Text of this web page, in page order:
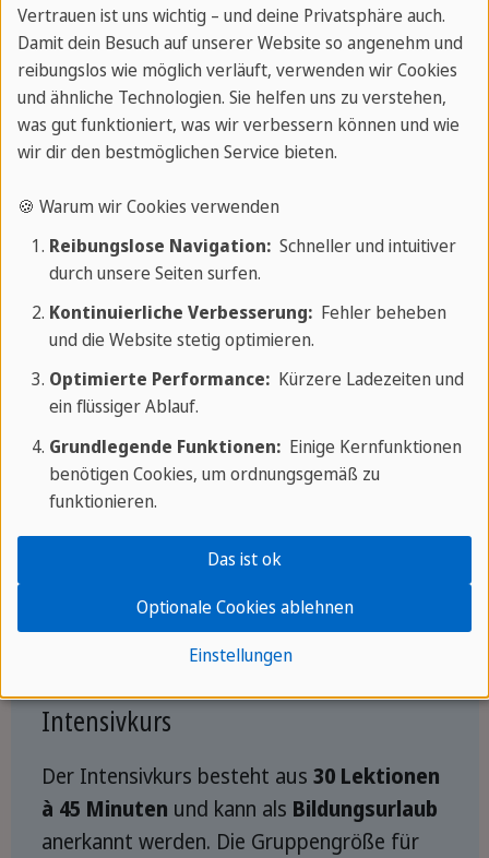
Zertifikat
Ein Sprachcaffe-Zertifikat erwartet dich nach
deinem Sprachkurs in Nizza.
Optionen für Französischkurse in Nizza
Standardkurs
Im Standardkurs wirst du in20 Lektionen à
45 Minutenund einer Gruppengröße von
maximal 14 PersonenFranzösisch lernen.
DieMindestdauerdes Standardkurses
beträgt1 Woche
Intensivkurs
Der Intensivkurs besteht aus 30 Lektionen
à 45 Minuten und kann als Bildungsurlaub
anerkannt werden. Die Gruppengröße für
Vertrauen ist uns wichtig – und deine Privatsphäre auch.
Damit dein Besuch auf unserer Website so angenehm und
reibungslos wie möglich verläuft, verwenden wir Cookies
und ähnliche Technologien. Sie helfen uns zu verstehen,
was gut funktioniert, was wir verbessern können und wie
wir dir den bestmöglichen Service bieten.
🍪 Warum wir Cookies verwenden
Reibungslose Navigation:Schneller und intuitiver
durch unsere Seiten surfen.
Kontinuierliche Verbesserung:Fehler beheben
und die Website stetig optimieren.
Optimierte Performance:Kürzere Ladezeiten und
ein flüssiger Ablauf.
Grundlegende Funktionen:Einige Kernfunktionen
benötigen Cookies, um ordnungsgemäß zu
funktionieren.
Einstellungen
Optionale Cookies ablehnen
Das ist ok